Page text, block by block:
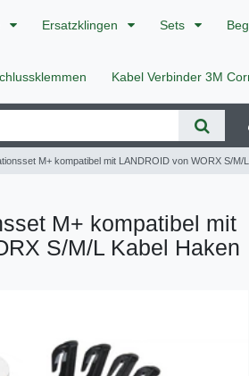
Ersatzklingen Sets
Kabel Verbinder 3M
M+ kompatibel mit LANDROID von WORX S/M/
M+ kompatibel mit
S/M/L Kabel Haken